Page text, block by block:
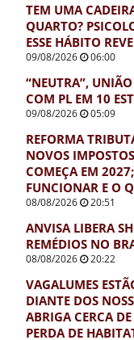
TEM UMA
QUARTO?
ESSE HÁBITO
09/08/2026 06:00
“NEUTRA”,
COM PL EM 10
09/08/2026 05:09
REFORMA
NOVOS
COMEÇA EM
FUNCIONAR E O
08/08/2026 20:51
ANVISA LIBERA
REMÉDIOS NO
08/08/2026 20:22
VAGALUMES
DIANTE DOS
ABRIGA CERCA
PERDA DE